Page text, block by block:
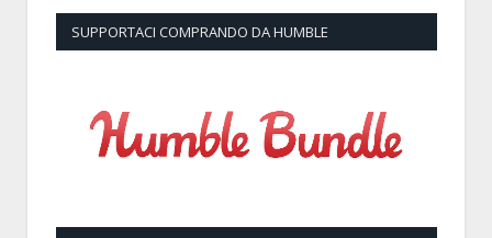
SUPPORTACI COMPRANDO DA HUMBLE